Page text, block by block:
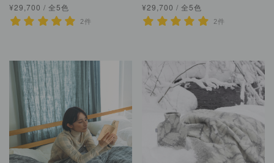
¥29,700 / 全5色
2件
¥29,700 / 全5色
2件